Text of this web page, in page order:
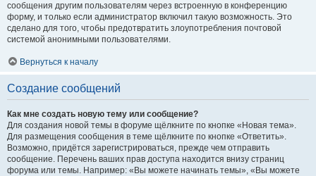
сообщения другим пользователям через встроенную в конференцию
форму, и только если администратор включил такую возможность. Это
сделано для того, чтобы предотвратить злоупотребления почтовой
системой анонимными пользователями.
Вернуться к началу
Создание сообщений
Как мне создать новую тему или сообщение?
Для создания новой темы в форуме щёлкните по кнопке «Новая тема».
Для размещения сообщения в теме щёлкните по кнопке «Ответить».
Возможно, придётся зарегистрироваться, прежде чем отправить
сообщение. Перечень ваших прав доступа находится внизу страниц
форума или темы. Например: «Вы можете начинать темы», «Вы можете